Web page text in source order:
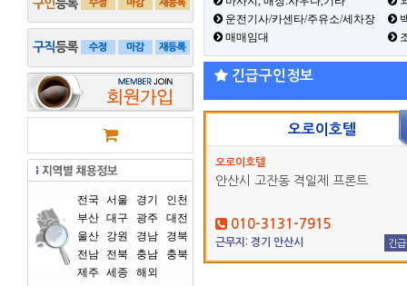
전국 서울 경기
인천
부산 대구 광주
대전
울산
강원 경남
경북
전남
전북 충남
충북
제주
세종 해외
운전기사/카센타/주유소/세차장
매매임대
긴급구인정보
오로이호텔
오로이호텔
안산시 고잔동 격일제 프론트
010-3131-7915
근무지: 경기 안산시 긴